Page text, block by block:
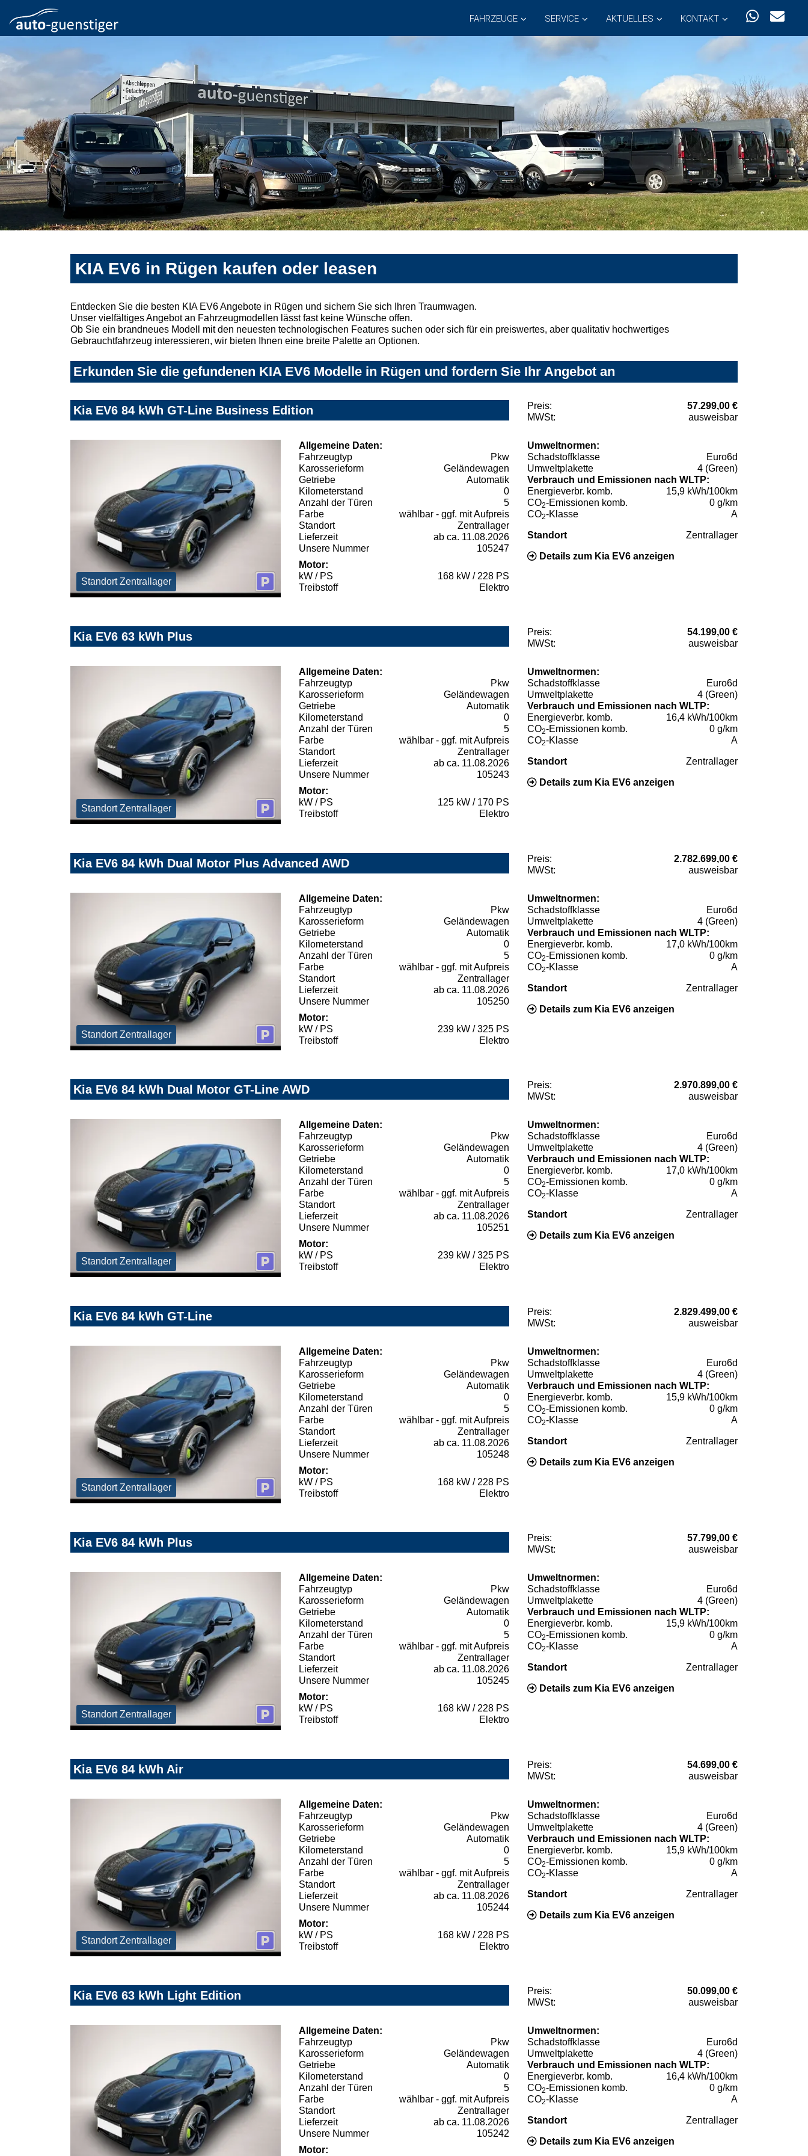
FAHRZEUGE SERVICE AKTUELLES KONTAKT
KIA EV6 in Rügen kaufen oder leasen
Entdecken Sie die besten KIA EV6 Angebote in Rügen und sichern Sie sich Ihren Traumwagen.
Unser vielfältiges Angebot an Fahrzeugmodellen lässt fast keine Wünsche offen.
Ob Sie ein brandneues Modell mit den neuesten technologischen Features suchen oder sich für ein preiswertes, aber qualitativ hochwertiges
Gebrauchtfahrzeug interessieren, wir bieten Ihnen eine breite Palette an Optionen.
Erkunden Sie die gefundenen KIA EV6 Modelle in Rügen und fordern Sie Ihr Angebot an
Kia EV6 84 kWh GT-Line Business Edition Preis:
57.299,00 €
MWSt:
ausweisbar
Standort Zentrallager
Allgemeine Daten:
Fahrzeugtyp
Pkw
Karosserieform
Geländewagen
Getriebe
Automatik
Kilometerstand
0
Anzahl der Türen
5
Farbe
wählbar - ggf. mit Aufpreis
Standort
Zentrallager
Lieferzeit
ab ca. 11.08.2026
Unsere Nummer
105247
Motor:
kW / PS
168 kW / 228 PS
Treibstoff
Elektro
Umweltnormen:
Schadstoffklasse
Euro6d
Umweltplakette
4 (Green)
Verbrauch und Emissionen nach WLTP:
Energieverbr. komb.
15,9 kWh/100km
CO2-Emissionen komb.
0 g/km
CO2-Klasse A
Standort Zentrallager
Details zum Kia EV6 anzeigen
Kia EV6 63 kWh Plus Preis:
54.199,00 €
MWSt:
ausweisbar
Standort Zentrallager
Allgemeine Daten:
Fahrzeugtyp
Pkw
Karosserieform
Geländewagen
Getriebe
Automatik
Kilometerstand
0
Anzahl der Türen
5
Farbe
wählbar - ggf. mit Aufpreis
Standort
Zentrallager
Lieferzeit
ab ca. 11.08.2026
Unsere Nummer
105243
Motor:
kW / PS
125 kW / 170 PS
Treibstoff
Elektro
Umweltnormen:
Schadstoffklasse
Euro6d
Umweltplakette
4 (Green)
Verbrauch und Emissionen nach WLTP:
Energieverbr. komb.
16,4 kWh/100km
CO2-Emissionen komb.
0 g/km
CO2-Klasse A
Standort Zentrallager
Details zum Kia EV6 anzeigen
Kia EV6 84 kWh Dual Motor Plus Advanced AWD Preis:
2.782.699,00 €
MWSt:
ausweisbar
Standort Zentrallager
Allgemeine Daten:
Fahrzeugtyp
Pkw
Karosserieform
Geländewagen
Getriebe
Automatik
Kilometerstand
0
Anzahl der Türen
5
Farbe
wählbar - ggf. mit Aufpreis
Standort
Zentrallager
Lieferzeit
ab ca. 11.08.2026
Unsere Nummer
105250
Motor:
kW / PS
239 kW / 325 PS
Treibstoff
Elektro
Umweltnormen:
Schadstoffklasse
Euro6d
Umweltplakette
4 (Green)
Verbrauch und Emissionen nach WLTP:
Energieverbr. komb.
17,0 kWh/100km
CO2-Emissionen komb.
0 g/km
CO2-Klasse A
Standort Zentrallager
Details zum Kia EV6 anzeigen
Kia EV6 84 kWh Dual Motor GT-Line AWD Preis:
2.970.899,00 €
MWSt:
ausweisbar
Standort Zentrallager
Allgemeine Daten:
Fahrzeugtyp
Pkw
Karosserieform
Geländewagen
Getriebe
Automatik
Kilometerstand
0
Anzahl der Türen
5
Farbe
wählbar - ggf. mit Aufpreis
Standort
Zentrallager
Lieferzeit
ab ca. 11.08.2026
Unsere Nummer
105251
Motor:
kW / PS
239 kW / 325 PS
Treibstoff
Elektro
Umweltnormen:
Schadstoffklasse
Euro6d
Umweltplakette
4 (Green)
Verbrauch und Emissionen nach WLTP:
Energieverbr. komb.
17,0 kWh/100km
CO2-Emissionen komb.
0 g/km
CO2-Klasse A
Standort Zentrallager
Details zum Kia EV6 anzeigen
Kia EV6 84 kWh GT-Line Preis:
2.829.499,00 €
MWSt:
ausweisbar
Standort Zentrallager
Allgemeine Daten:
Fahrzeugtyp
Pkw
Karosserieform
Geländewagen
Getriebe
Automatik
Kilometerstand
0
Anzahl der Türen
5
Farbe
wählbar - ggf. mit Aufpreis
Standort
Zentrallager
Lieferzeit
ab ca. 11.08.2026
Unsere Nummer
105248
Motor:
kW / PS
168 kW / 228 PS
Treibstoff
Elektro
Umweltnormen:
Schadstoffklasse
Euro6d
Umweltplakette
4 (Green)
Verbrauch und Emissionen nach WLTP:
Energieverbr. komb.
15,9 kWh/100km
CO2-Emissionen komb.
0 g/km
CO2-Klasse A
Standort Zentrallager
Details zum Kia EV6 anzeigen
Kia EV6 84 kWh Plus Preis:
57.799,00 €
MWSt:
ausweisbar
Standort Zentrallager
Allgemeine Daten:
Fahrzeugtyp
Pkw
Karosserieform
Geländewagen
Getriebe
Automatik
Kilometerstand
0
Anzahl der Türen
5
Farbe
wählbar - ggf. mit Aufpreis
Standort
Zentrallager
Lieferzeit
ab ca. 11.08.2026
Unsere Nummer
105245
Motor:
kW / PS
168 kW / 228 PS
Treibstoff
Elektro
Umweltnormen:
Schadstoffklasse
Euro6d
Umweltplakette
4 (Green)
Verbrauch und Emissionen nach WLTP:
Energieverbr. komb.
15,9 kWh/100km
CO2-Emissionen komb.
0 g/km
CO2-Klasse A
Standort Zentrallager
Details zum Kia EV6 anzeigen
Kia EV6 84 kWh Air Preis:
54.699,00 €
MWSt:
ausweisbar
Standort Zentrallager
Allgemeine Daten:
Fahrzeugtyp
Pkw
Karosserieform
Geländewagen
Getriebe
Automatik
Kilometerstand
0
Anzahl der Türen
5
Farbe
wählbar - ggf. mit Aufpreis
Standort
Zentrallager
Lieferzeit
ab ca. 11.08.2026
Unsere Nummer
105244
Motor:
kW / PS
168 kW / 228 PS
Treibstoff
Elektro
Umweltnormen:
Schadstoffklasse
Euro6d
Umweltplakette
4 (Green)
Verbrauch und Emissionen nach WLTP:
Energieverbr. komb.
15,9 kWh/100km
CO2-Emissionen komb.
0 g/km
CO2-Klasse A
Standort Zentrallager
Details zum Kia EV6 anzeigen
Kia EV6 63 kWh Light Edition Preis:
50.099,00 €
MWSt:
ausweisbar
Allgemeine Daten:
Fahrzeugtyp
Pkw
Karosserieform
Geländewagen
Getriebe
Automatik
Kilometerstand
0
Anzahl der Türen
5
Farbe
wählbar - ggf. mit Aufpreis
Standort
Zentrallager
Lieferzeit
ab ca. 11.08.2026
Unsere Nummer
105242
Motor:
Umweltnormen:
Schadstoffklasse
Euro6d
Umweltplakette
4 (Green)
Verbrauch und Emissionen nach WLTP:
Energieverbr. komb.
16,4 kWh/100km
CO2-Emissionen komb.
0 g/km
CO2-Klasse A
Standort Zentrallager
Details zum Kia EV6 anzeigen